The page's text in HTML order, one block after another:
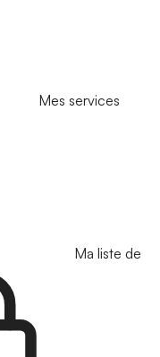
Mes services
Ma liste de